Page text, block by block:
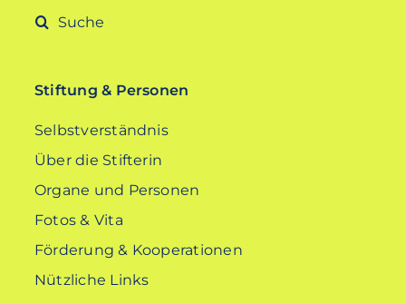
Suche
Stiftung & Personen
Selbstverständnis
Über die Stifterin
Organe und Personen
Fotos & Vita
Förderung & Kooperationen
Nützliche Links